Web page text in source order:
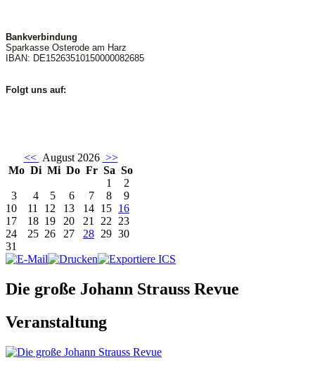
Bankverbindung
Sparkasse Osterode am Harz
IBAN: DE15263510150000082685
Folgt uns auf:
<< August 2026 >>
Mo Di Mi Do Fr Sa So
1
2
3
4 5 6 7 8
9
10
11 12 13 14 15 16
17
18 19 20 21 22 23
24
25 26 27 28 29 30
31
Die große Johann Strauss Revue
Veranstaltung